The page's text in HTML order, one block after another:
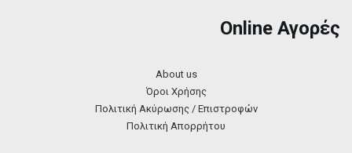
Online Αγορές
About us
Όροι Χρήσης
Πολιτική Ακύρωσης / Επιστροφών
Πολιτική Απορρήτου